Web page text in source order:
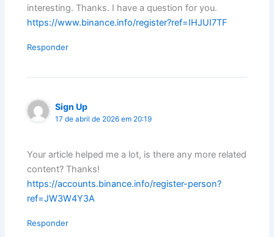
interesting. Thanks. I have a question for you.
https://www.binance.info/register?ref=IHJUI7TF
Responder
Sign Up
17 de abril de 2026 em 20:19
Your article helped me a lot, is there any more related
content? Thanks!
https://accounts.binance.info/register-person?
ref=JW3W4Y3A
Responder